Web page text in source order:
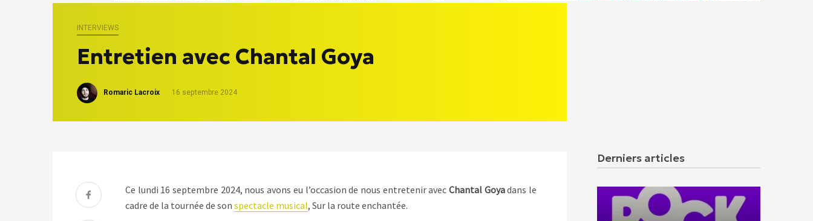
INTERVIEWS
Entretien avec Chantal Goya
Romaric Lacroix 16 septembre 2024
Ce lundi 16 septembre 2024, nous avons eu l’occasion de nous entretenir avec Chantal Goyadans le
cadre de la tournée de son spectacle musical, Sur la route enchantée.
Derniers articles